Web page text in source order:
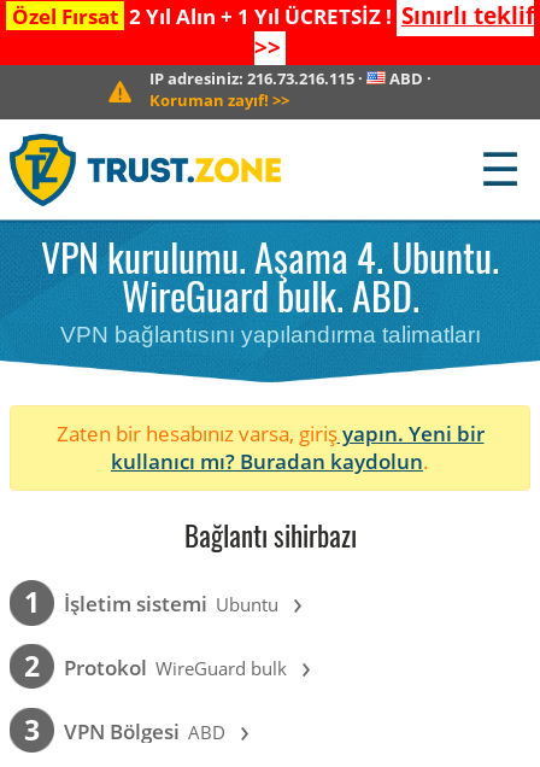
Özel Fırsat 2 Yıl Alın + 1 Yıl ÜCRETSİZ ! Sınırlı teklif
>>
IP adresiniz:216.73.216.115 · ABD ·
Koruman zayıf! >>
☰
VPN kurulumu. Aşama 4. Ubuntu.
WireGuard bulk. ABD.
VPN bağlantısını yapılandırma talimatları
Zaten bir hesabınız varsa, girişyapın. Yeni bir
kullanıcı mı? Buradan kaydolun.
Bağlantı sihirbazı
1 İşletim sistemi Ubuntu ›
2 Protokol WireGuard bulk ›
3 VPN Bölgesi ABD ›